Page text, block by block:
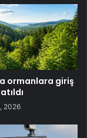
ormanlara giriş
2026